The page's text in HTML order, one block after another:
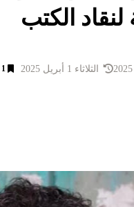
لنقاد الكتب
الثلاثاء 1 أبريل 2025 1